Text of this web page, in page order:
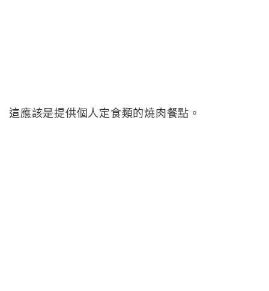
這應該是提供個人定食類的燒肉餐點。